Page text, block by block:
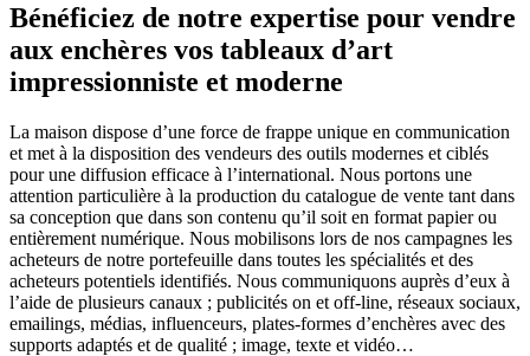
Bénéficiez de notre expertise pour vendre
aux enchères vos tableaux d’art
impressionniste et moderne
La maison dispose d’une force de frappe unique en communication
et met à la disposition des vendeurs des outils modernes et ciblés
pour une diffusion efficace à l’international. Nous portons une
attention particulière à la production du catalogue de vente tant dans
sa conception que dans son contenu qu’il soit en format papier ou
entièrement numérique. Nous mobilisons lors de nos campagnes les
acheteurs de notre portefeuille dans toutes les spécialités et des
acheteurs potentiels identifiés. Nous communiquons auprès d’eux à
l’aide de plusieurs canaux ; publicités on et off-line, réseaux sociaux,
emailings, médias, influenceurs, plates-formes d’enchères avec des
supports adaptés et de qualité ; image, texte et vidéo…